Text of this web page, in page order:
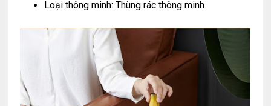
Loại thông minh: Thùng rác thông minh